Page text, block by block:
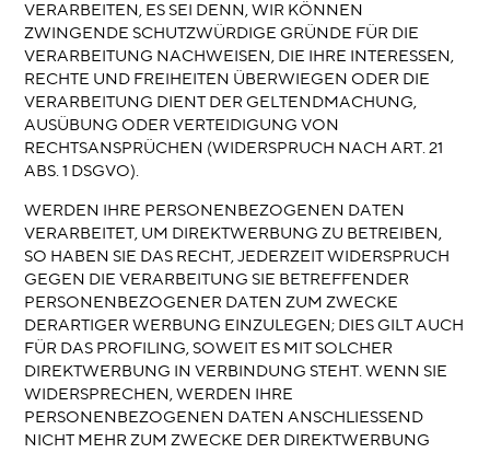
VERARBEITEN, ES SEI DENN, WIR KÖNNEN
ZWINGENDE SCHUTZWÜRDIGE GRÜNDE FÜR DIE
VERARBEITUNG NACHWEISEN, DIE IHRE INTERESSEN,
RECHTE UND FREIHEITEN ÜBERWIEGEN ODER DIE
VERARBEITUNG DIENT DER GELTENDMACHUNG,
AUSÜBUNG ODER VERTEIDIGUNG VON
RECHTSANSPRÜCHEN (WIDERSPRUCH NACH ART. 21
ABS. 1 DSGVO).
WERDEN IHRE PERSONENBEZOGENEN DATEN
VERARBEITET, UM DIREKTWERBUNG ZU BETREIBEN,
SO HABEN SIE DAS RECHT, JEDERZEIT WIDERSPRUCH
GEGEN DIE VERARBEITUNG SIE BETREFFENDER
PERSONENBEZOGENER DATEN ZUM ZWECKE
DERARTIGER WERBUNG EINZULEGEN; DIES GILT AUCH
FÜR DAS PROFILING, SOWEIT ES MIT SOLCHER
DIREKTWERBUNG IN VERBINDUNG STEHT. WENN SIE
WIDERSPRECHEN, WERDEN IHRE
PERSONENBEZOGENEN DATEN ANSCHLIESSEND
NICHT MEHR ZUM ZWECKE DER DIREKTWERBUNG